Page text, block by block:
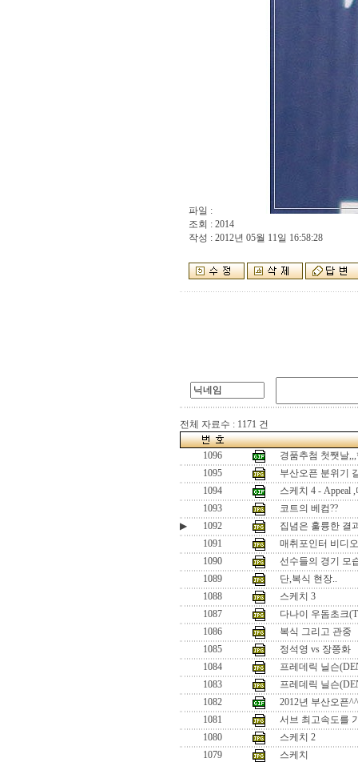
파일 :
조회 : 2014
작성 : 2012년 05월 11일 16:58:28
전체 자료수 : 1171 건
1096
경품추첨 첫쨋날
1095
부산오픈 분위기
1094
스케치 4 - Appeal
1093
코트의 베컴??
▶
1092
집념은 훌륭한 결
1091
매취포인터 비디
1090
선수들의 경기 모
1089
단,복식 현장..
1088
스케치 3
1087
다나이 우돔초크
1086
복식 그리고 관중
1085
정석영 vs 장쯩화
1084
프레데릭 닐슨
1083
프레데릭 닐슨
1082
2012년 부산오픈^^
1081
서브 최고속도를
1080
스케치 2
1079
스케치